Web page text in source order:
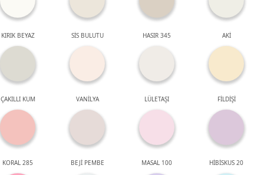
KIRIK BEYAZ SİS BULUTU HASIR 345 AKİ
ÇAKILLI KUM VANİLYA LÜLETAŞI FİLDİŞİ
KORAL 285 BEJİ PEMBE MASAL 100 HİBİSKUS 20